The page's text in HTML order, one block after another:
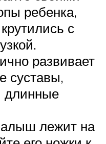
ребенка,
с
развивает
суставы,
длинные
лежит на